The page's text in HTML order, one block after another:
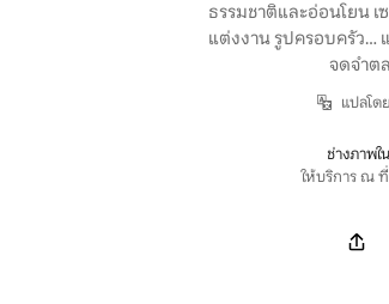
ธรรมชาติและอ่อนโยน เ
แต่งงาน รูปครอบครัว…
จดจำต
แปลโด
ช่างภาพ
ให้บริการ ณ